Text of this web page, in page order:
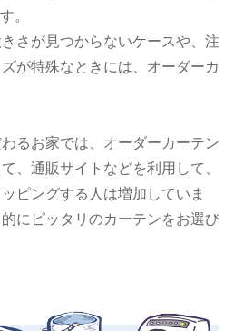
。
さが見つからないケースや、注
が特殊なときには、オーダーカ
るお家では、オーダーカーテン
、通販サイトなどを利用して、
ピングする人は増加していま
にピッタリのカーテンをお選び